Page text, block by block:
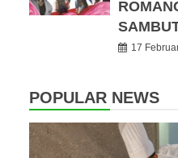
17
POPULAR NEWS